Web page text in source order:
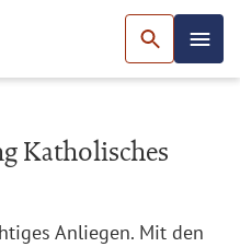
Katholisches
Anliegen. Mit den